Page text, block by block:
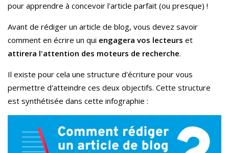
pour apprendre à concevoir l'article parfait (ou presque) !
Avant de rédiger un article de blog, vous devez savoir
comment en écrire un qui engagera vos lecteurs et
attirera l'attention des moteurs de recherche.
Il existe pour cela une structure d'écriture pour vous
permettre d'atteindre ces deux objectifs. Cette structure
est synthétisée dans cette infographie :